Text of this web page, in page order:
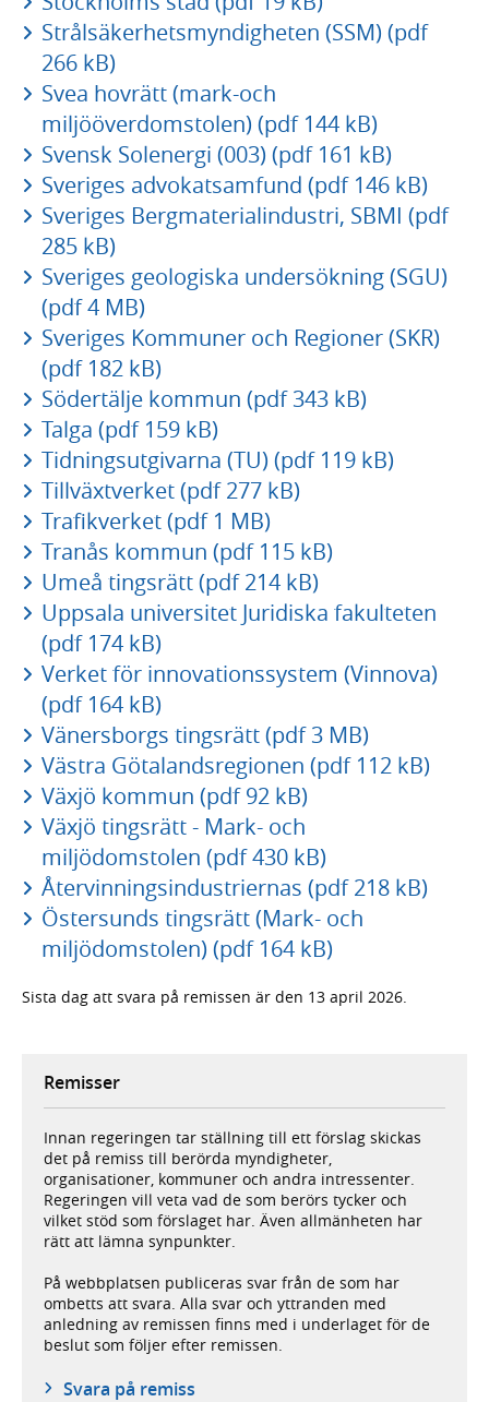
Strålsäkerhetsmyndigheten (SSM) (pdf
266 kB)
Svea hovrätt (mark-och
miljööverdomstolen) (pdf 144 kB)
Svensk Solenergi (003) (pdf 161 kB)
Sveriges advokatsamfund (pdf 146 kB)
Sveriges Bergmaterialindustri, SBMI (pdf
285 kB)
Sveriges geologiska undersökning (SGU)
(pdf 4 MB)
Sveriges Kommuner och Regioner (SKR)
(pdf 182 kB)
Södertälje kommun (pdf 343 kB)
Talga (pdf 159 kB)
Tidningsutgivarna (TU) (pdf 119 kB)
Tillväxtverket (pdf 277 kB)
Trafikverket (pdf 1 MB)
Tranås kommun (pdf 115 kB)
Umeå tingsrätt (pdf 214 kB)
Uppsala universitet Juridiska fakulteten
(pdf 174 kB)
Verket för innovationssystem (Vinnova)
(pdf 164 kB)
Vänersborgs tingsrätt (pdf 3 MB)
Västra Götalandsregionen (pdf 112 kB)
Växjö kommun (pdf 92 kB)
Växjö tingsrätt - Mark- och
miljödomstolen (pdf 430 kB)
Återvinningsindustriernas (pdf 218 kB)
Östersunds tingsrätt (Mark- och
miljödomstolen) (pdf 164 kB)
Sista dag att svara på remissen är den 13 april 2026.
Remisser
Innan regeringen tar ställning till ett förslag skickas
det på remiss till berörda myndigheter,
organisationer, kommuner och andra intressenter.
Regeringen vill veta vad de som berörs tycker och
vilket stöd som förslaget har. Även allmänheten har
rätt att lämna synpunkter.
På webbplatsen publiceras svar från de som har
ombetts att svara. Alla svar och yttranden med
anledning av remissen finns med i underlaget för de
beslut som följer efter remissen.
Svara på remiss